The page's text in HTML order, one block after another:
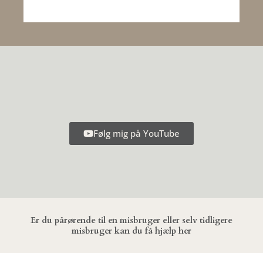
Følg mig på YouTube
Er du pårørende til en misbruger eller selv tidligere
misbruger kan du få hjælp her